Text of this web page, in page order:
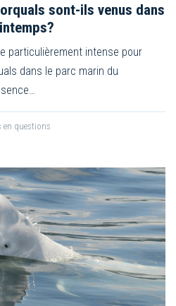
sont-ils venus dans
particulièrement intense pour
dans le parc marin du
en questions